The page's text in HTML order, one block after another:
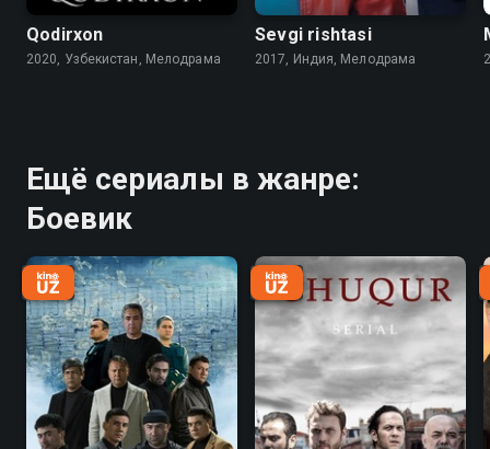
Qodirxon
2020, Узбекистан, Мелодрама
Sevgi rishtasi
2017, Индия, Мелодрама
Ещё сериалы в жанре:
Боевик